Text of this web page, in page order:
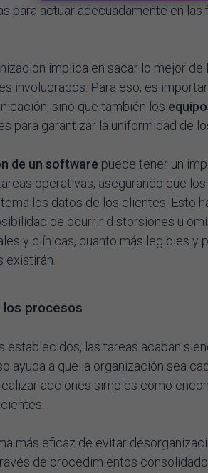
para actuar adecuadamente en las
implica en sacar lo mejor de
involucrados. Para eso, es
sino que también los
para garantizar la uniformidad de
de un software puede tener un
operativas, asegurando que
los datos de los clientes. Esto
de ocurrir distorsiones u
y clínicas, cuanto más legibles y
existirán.
los procesos
establecidos, las tareas acaban
ayuda a que la organización sea
acciones simples como
más eficaz de evitar
de procedimientos